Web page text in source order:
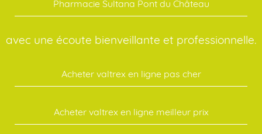
Pharmacie Sultana Pont du Château
avec une écoute bienveillante et professionnelle.
Acheter valtrex en ligne pas cher
Acheter valtrex en ligne meilleur prix